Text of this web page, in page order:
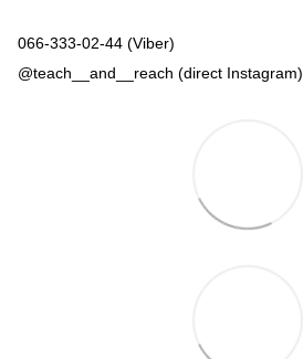
066-333-02-44 (Viber)
@teach__and__reach (direct Instagram)